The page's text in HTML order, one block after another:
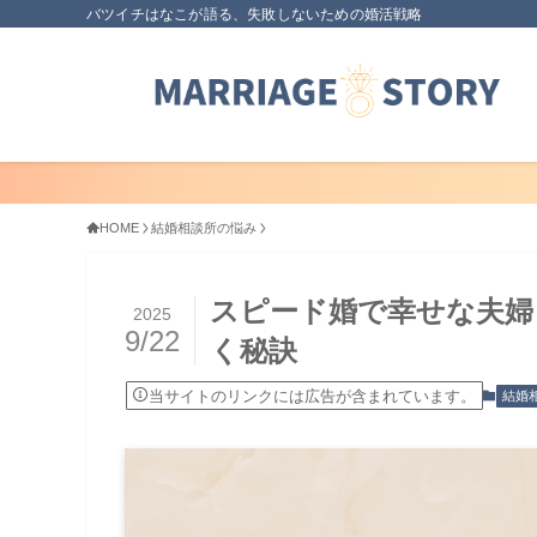
バツイチはなこが語る、失敗しないための婚活戦略
HOME 結婚相談所の悩み
スピード婚で幸せな夫
く秘訣
2025
9/22
当サイトのリンクには広告が含まれています。 結婚